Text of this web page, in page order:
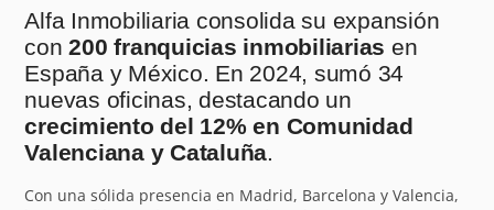
Alfa Inmobiliaria consolida su expansión
con200 franquicias inmobiliarias en
España y México. En 2024, sumó 34
nuevas oficinas, destacando un
crecimiento del 12% en Comunidad
Valenciana y Cataluña.
Con una sólida presencia en Madrid, Barcelona y Valencia,